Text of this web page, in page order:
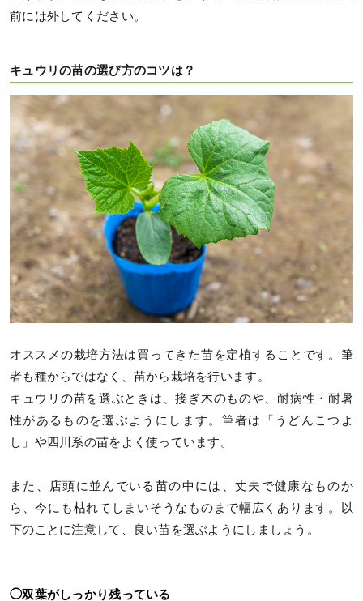
前には外してください。
キュウリの苗の選び方のコツは？
オススメの栽培方法は買ってきた苗を定植することです。筆
者も種からではなく、苗から栽培を行います。
キュウリの苗を選ぶときは、接ぎ木のものや、耐病性・耐暑
性があるものを選ぶようにします。筆者は「うどんこつよ
し」や四川系の苗をよく使っています。
また、店頭に並んでいる苗の中には、丈夫で健康なものか
ら、今にも枯れてしまいそうなものまで幅広くあります。以
下のことに注意して、良い苗を選ぶようにしましょう。
◯双葉がしっかり残っている